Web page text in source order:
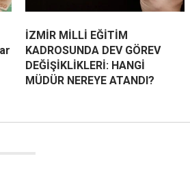
İZMİR MİLLİ EĞİTİM
KADROSUNDA DEV GÖREV
DEĞİŞİKLİKLERİ: HANGİ
MÜDÜR NEREYE ATANDI?